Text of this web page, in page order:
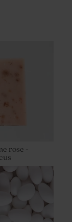
rose -